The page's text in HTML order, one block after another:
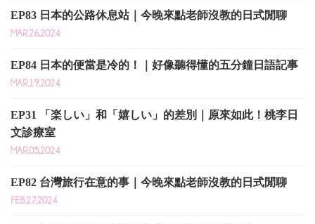
EP83 日本的公路休息站｜今晚來點老師沒教的日式閒聊
MAR.26,2024
EP84 日本的便當是冷的！｜好像聽得懂的五分鐘日語記事
MAR.19,2024
EP31 「楽しい」和「嬉しい」的差別｜原來如此！桃李日
文診療室
MAR.05,2024
EP82 台灣旅行在意的事｜今晚來點老師沒教的日式閒聊
FEB.27,2024